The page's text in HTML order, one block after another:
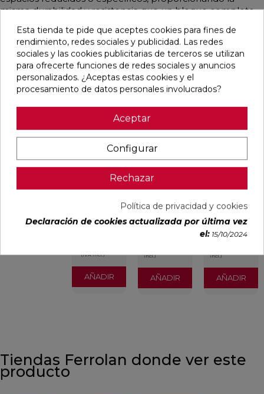
misma durabilidad y resistencia que un bloque completo.
Productos relacionados
ROAR
HORMIGON
40X20X15
R4 ROAR
(IVA incl.)
favorite
AÑADIR
40X20X20
R6 ROAR
Ref:
Roar
incl.)
favorite
AÑADIR
ROAR
Ref:
Roar
PVP
incl.)
favorite
AÑADIR
Tiendas Ferrolan donde ver este
producto
Esta tienda te pide que aceptes cookies para fines de
rendimiento, redes sociales y publicidad. Las redes
sociales y las cookies publicitarias de terceros se utilizan
para ofrecerte funciones de redes sociales y anuncios
personalizados. ¿Aceptas estas cookies y el
procesamiento de datos personales involucrados?
Aceptar
Configurar
Rechazar
Política de privacidad y cookies
Declaración de cookies actualizada por última vez
el: 15/10/2024